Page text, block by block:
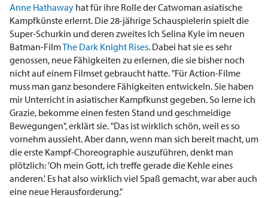
Anne Hathaway hat für ihre Rolle der Catwoman asiatische
Kampfkünste erlernt. Die 28-jährige Schauspielerin spielt die
Super-Schurkin und deren zweites Ich Selina Kyle im neuen
Batman-FilmThe Dark Knight Rises. Dabei hat sie es sehr
genossen, neue Fähigkeiten zu erlernen, die sie bisher noch
nicht auf einem Filmset gebraucht hatte. "Für Action-Filme
muss man ganz besondere Fähigkeiten entwickeln. Sie haben
mir Unterricht in asiatischer Kampfkunst gegeben. So lerne ich
Grazie, bekomme einen festen Stand und geschmeidige
Bewegungen", erklärt sie. "Das ist wirklich schön, weil es so
vornehm aussieht. Aber dann, wenn man sich bereit macht, um
die erste Kampf-Choreographie auszuführen, denkt man
plötzlich: 'Oh mein Gott, ich treffe gerade die Kehle eines
anderen.' Es hat also wirklich viel Spaß gemacht, war aber auch
eine neue Herausforderung."